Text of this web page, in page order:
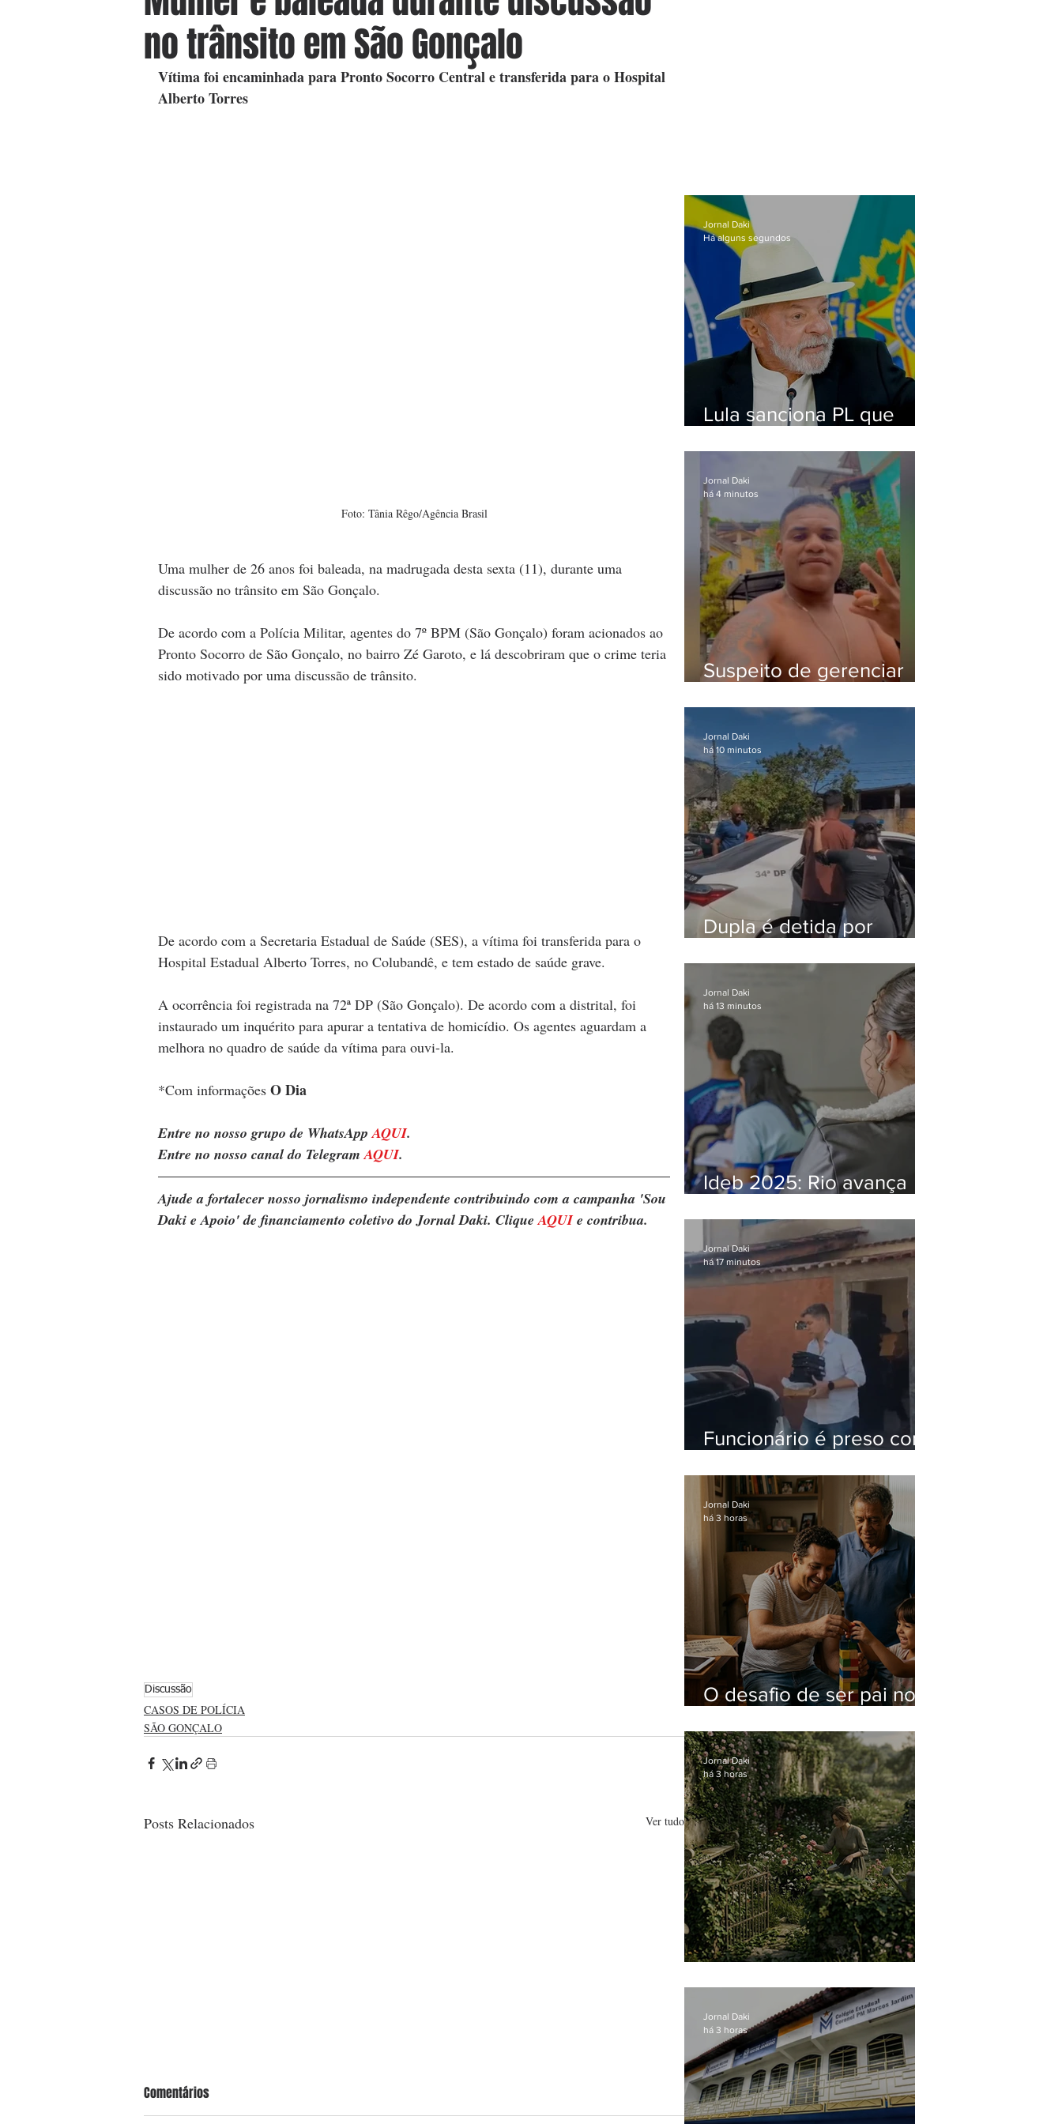
no trânsito em São Gonçalo
Vítima foi encaminhada para Pronto Socorro Central e transferida para o Hospital
Alberto Torres
Foto: Tânia Rêgo/Agência Brasil
Uma mulher de 26 anos foi baleada, na madrugada desta sexta (11), durante uma
discussão no trânsito em São Gonçalo.
De acordo com a Polícia Militar, agentes do 7º BPM (São Gonçalo) foram acionados ao
Pronto Socorro de São Gonçalo, no bairro Zé Garoto, e lá descobriram que o crime teria
sido motivado por uma discussão de trânsito.
De acordo com a Secretaria Estadual de Saúde (SES), a vítima foi transferida para o
Hospital Estadual Alberto Torres, no Colubandê, e tem estado de saúde grave.
A ocorrência foi registrada na 72ª DP (São Gonçalo). De acordo com a distrital, foi
instaurado um inquérito para apurar a tentativa de homicídio. Os agentes aguardam a
melhora no quadro de saúde da vítima para ouvi-la.
*Com informações O Dia
Entre no nosso grupo de WhatsApp AQUI.
Entre no nosso canal do Telegram AQUI.
Ajude a fortalecer nosso jornalismo independente contribuindo com a campanha 'Sou
Daki e Apoio' de financiamento coletivo do Jornal Daki. Clique AQUI e contribua.
Discussão
CASOS DE POLÍCIA
SÃO GONÇALO
Posts Relacionados Ver tudo
Comentários
Lula sanciona PL que
digitais contra crianças
Jornal Daki
Há alguns segundos
Suspeito de gerenciar
após meses foragido
Jornal Daki
há 4 minutos
Dupla é detida por
animais silvestres em
Bangu
Jornal Daki
há 10 minutos
Ideb 2025: Rio avança
acima da média nacional
Jornal Daki
há 13 minutos
Funcionário é preso com
do Hospital do Andaraí
Jornal Daki
há 17 minutos
O desafio de ser pai no
Jornal Daki
há 3 horas
Jornal Daki
há 3 horas
Jornal Daki
há 3 horas